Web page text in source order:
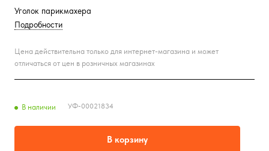
Уголок парикмахера
Подробности
Цена действительна только для интернет-магазина и может
отличаться от цен в розничных магазинах
В наличии УФ-00021834
В корзину